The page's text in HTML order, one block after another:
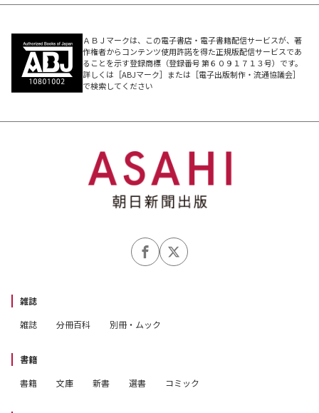
ＡＢＪマークは、この電子書店・電子書籍配信サービスが、著
作権者からコンテンツ使用許諾を得た正規版配信サービスであ
ることを示す登録商標（登録番号 第６０９１７１３号）です。
詳しくは［ABJマーク］または［電子出版制作・流通協議会］
で検索してください
雑誌
雑誌
分冊百科 別冊・ムック
書籍
書籍
文庫 新書 選書 コミック